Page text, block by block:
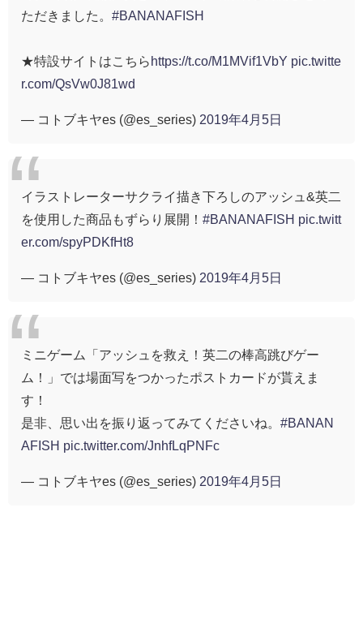
ただきました。 #BANANAFISH
★特設サイトはこちら https://t.co/M1MVif1VbY pic.twitte
r.com/QsVw0J81wd
— コトブキヤes (@es_series) 2019年4月5日
イラストレーターサクライ描き下ろしのアッシュ&英二
を使用した商品もずらり展開！ #BANANAFISH pic.twitt
er.com/spyPDKfHt8
— コトブキヤes (@es_series) 2019年4月5日
ミニゲーム「アッシュを救え！英二の棒高跳びゲー
ム！」では場面写をつかったポストカードが貰えま
す！
是非、思い出を振り返ってみてくださいね。 #BANAN
AFISH pic.twitter.com/JnhfLqPNFc
— コトブキヤes (@es_series) 2019年4月5日